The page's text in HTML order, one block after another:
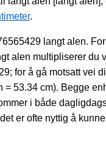
.
langt alen.
alen multipliserer du
for å gå motsatt vei
= 53.34 cm). Begge
i både
er ofte nyttig å